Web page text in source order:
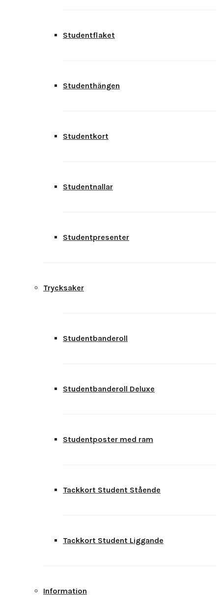
Studentflaket
Studenthängen
Studentkort
Studentnallar
Studentpresenter
Trycksaker
Studentbanderoll
Studentbanderoll Deluxe
Studentposter med ram
Tackkort Student Stående
Tackkort Student Liggande
Information